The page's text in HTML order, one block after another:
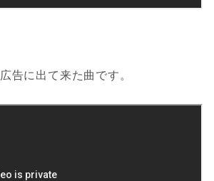
告に出て来た曲です。